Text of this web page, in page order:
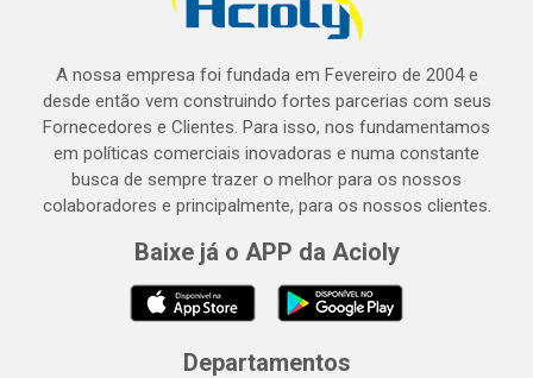
A nossa empresa foi fundada em Fevereiro de 2004 e
desde então vem construindo fortes parcerias com seus
Fornecedores e Clientes. Para isso, nos fundamentamos
em políticas comerciais inovadoras e numa constante
busca de sempre trazer o melhor para os nossos
colaboradores e principalmente, para os nossos clientes.
Baixe já o APP da Acioly
Departamentos